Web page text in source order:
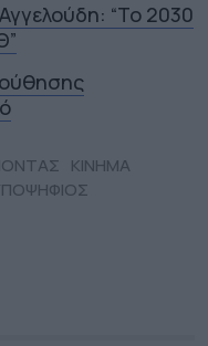
“Το 2030
ΚΙΝΗΜΑ